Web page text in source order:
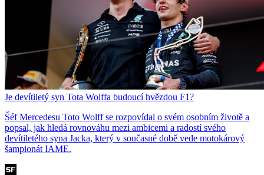
Je devítiletý syn Tota Wolffa budoucí hvězdou F1?
Šéf Mercedesu Toto Wolff se rozpovídal o svém osobním životě a
popsal, jak hledá rovnováhu mezi ambicemi a radostí svého
devítiletého syna Jacka, který v současné době vede motokárový
šampionát IAME.